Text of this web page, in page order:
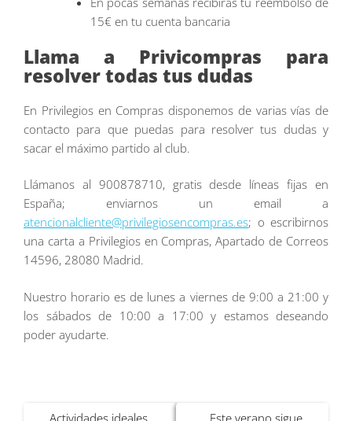
15€ en tu cuenta bancaria
Llama a Privicompras para
resolver todas tus dudas
En Privilegios en Compras disponemos de varias vías de
contacto para que puedas para resolver tus dudas y
sacar el máximo partido al club.
Llámanos al 900878710, gratis desde líneas fijas en
España; enviarnos un email a
atencionalcliente@privilegiosencompras.es; o escribirnos
una carta a Privilegios en Compras, Apartado de Correos
14596, 28080 Madrid.
Nuestro horario es de lunes a viernes de 9:00 a 21:00 y
los sábados de 10:00 a 17:00 y estamos deseando
poder ayudarte.
Navegación